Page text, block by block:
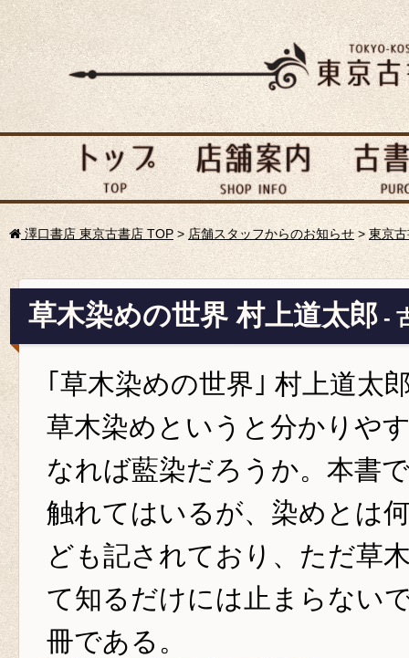
澤口書店 東京古書店 TOP > 店舗スタッフからのお知らせ> 東京
草木染めの世界 村上道太郎 -
｢草木染めの世界｣ 村上道太
草木染めというと分かりや
なれば藍染だろうか。本書
触れてはいるが、染めとは
ども記されており、ただ草
て知るだけには止まらない
冊である。